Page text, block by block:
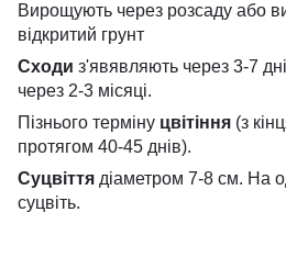
Вирощують через розсаду або
відкритий грунт
Сходи з'явявляють через 3-7
через 2-3 місяці.
Пізнього терміну цвітіння (з
протягом 40-45 днів).
Суцвіття діаметром 7-8 см. На
суцвіть.